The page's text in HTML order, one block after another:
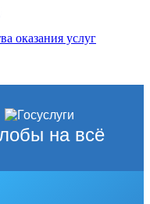
оказания услуг
на всё